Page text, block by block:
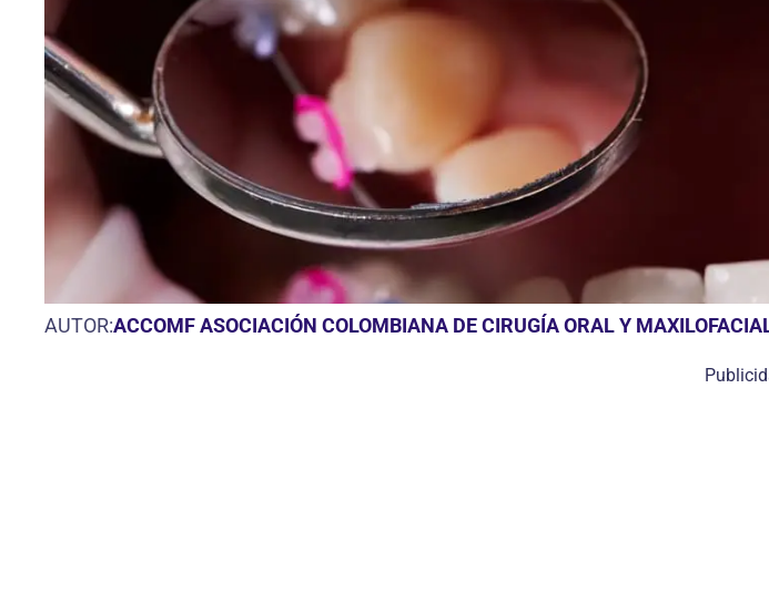
AUTOR:ACCOMF ASOCIACIÓN COLOMBIANA DE CIRUGÍA ORAL Y